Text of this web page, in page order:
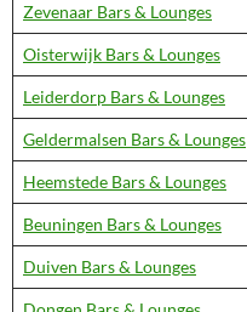
Zevenaar Bars & Lounges
Oisterwijk Bars & Lounges
Leiderdorp Bars & Lounges
Geldermalsen Bars & Lounges
Heemstede Bars & Lounges
Beuningen Bars & Lounges
Duiven Bars & Lounges